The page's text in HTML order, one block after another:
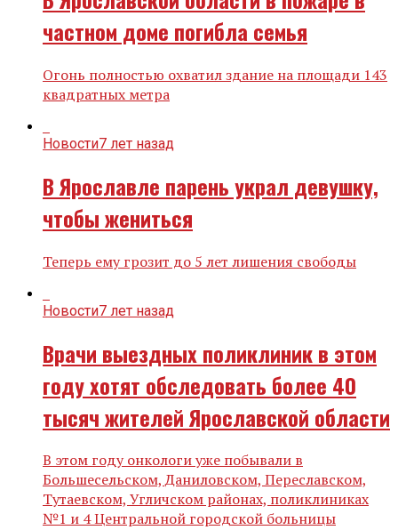
частном доме погибла семья
Огонь полностью охватил здание на площади 143
квадратных метра
Новости7 лет назад
В Ярославле парень украл девушку,
чтобы жениться
Теперь ему грозит до 5 лет лишения свободы
Новости7 лет назад
Врачи выездных поликлиник в этом
году хотят обследовать более 40
тысяч жителей Ярославской области
В этом году онкологи уже побывали в
Большесельском, Даниловском, Переславском,
Тутаевском, Угличском районах, поликлиниках
№1 и 4 Центральной городской больницы